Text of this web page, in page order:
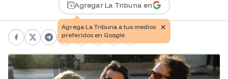
Agregar La Tribuna en
Facebook
X Telegram
WhatsApp
Pinterest
LinkedIn
PrintCopy link